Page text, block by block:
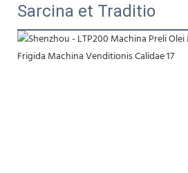
Sarcina et Traditio